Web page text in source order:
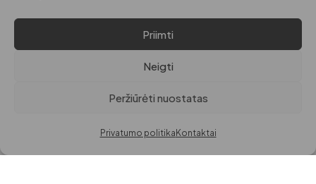
Priimti
Neigti
Peržiūrėti nuostatas
Privatumo politika Kontaktai
PRIVATUMO POLITIKA
EL. PARDUOTUVĖS TAISYKLĖS
DigitalGrow | Svetainių kūrimas